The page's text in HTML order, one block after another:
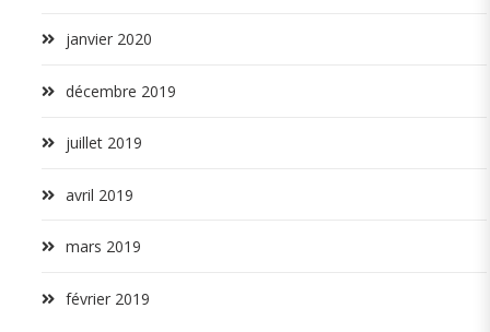
janvier 2020
décembre 2019
juillet 2019
avril 2019
mars 2019
février 2019